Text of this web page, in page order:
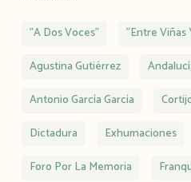
"A Dos Voces"
"Entre Viñas
Agustina Gutiérrez
Antonio García García
Dictadura
Exhumaciones
Foro Por La Memoria